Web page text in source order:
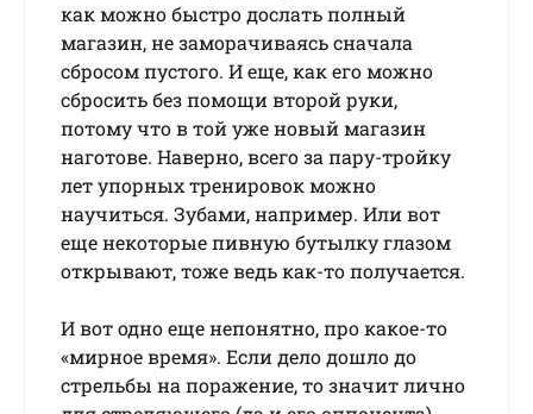
как можно быстро дослать полный
магазин, не заморачиваясь сначала
сбросом пустого. И еще, как его можно
сбросить без помощи второй руки,
потому что в той уже новый магазин
наготове. Наверно, всего за пару-тройку
лет упорных тренировок можно
научиться. Зубами, например. Или вот
еще некоторые пивную бутылку глазом
открывают, тоже ведь как-то получается.
И вот одно еще непонятно, про какое-то
«мирное время». Если дело дошло до
стрельбы на поражение, то значит лично